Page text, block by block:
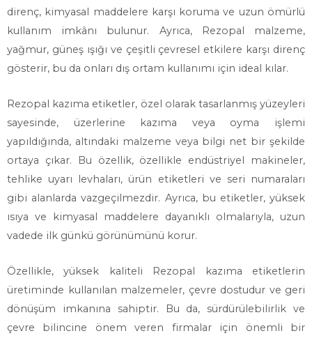
direnç, kimyasal maddelere karşı koruma ve uzun ömürlü
kullanım imkânı bulunur. Ayrıca, Rezopal malzeme,
yağmur, güneş ışığı ve çeşitli çevresel etkilere karşı direnç
gösterir, bu da onları dış ortam kullanımı için ideal kılar.
Rezopal kazıma etiketler, özel olarak tasarlanmış yüzeyleri
sayesinde, üzerlerine kazıma veya oyma işlemi
yapıldığında, altındaki malzeme veya bilgi net bir şekilde
ortaya çıkar. Bu özellik, özellikle endüstriyel makineler,
tehlike uyarı levhaları, ürün etiketleri ve seri numaraları
gibi alanlarda vazgeçilmezdir. Ayrıca, bu etiketler, yüksek
ısıya ve kimyasal maddelere dayanıklı olmalarıyla, uzun
vadede ilk günkü görünümünü korur.
Özellikle, yüksek kaliteli Rezopal kazıma etiketlerin
üretiminde kullanılan malzemeler, çevre dostudur ve geri
dönüşüm imkanına sahiptir. Bu da, sürdürülebilirlik ve
çevre bilincine önem veren firmalar için önemli bir